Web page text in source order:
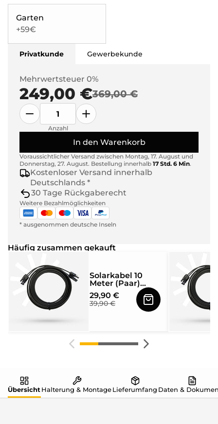
Garten
+59€
Privatkunde Gewerbekunde
Mehrwertsteuer 0%
249,00 €369,00 €
Anzahl
In den Warenkorb
Voraussichtlicher Versand zwischen Montag, 17. August und
Donnerstag, 27. August. Bestellung innerhalb 17 Std. 6 Min.
Kostenloser Versand innerhalb
Deutschlands *
30 Tage Rückgaberecht
Weitere Bezahlmöglichkeiten
* ausgenommen deutsche Inseln
Häufig zusammen gekauft
Solarkabel 10
Meter (Paar)
4mm² mit MC4
Solarstecker
beidseitig
29,90 €
39,90 €
Übersicht Halterung & MontageLieferumfang Daten &